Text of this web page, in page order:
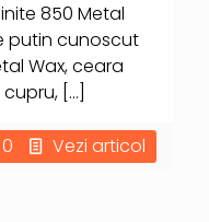
850 Metal
putin cunoscut
Wax, ceara
[…]
0 Vezi articol